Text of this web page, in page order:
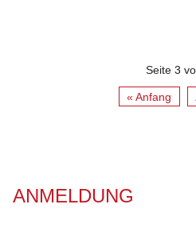
Seite 3
« Anfang
ANMELDUNG